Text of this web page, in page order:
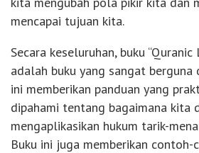
mencapai tujuan kita.
Secara keseluruhan, buku
adalah buku yang sangat berguna
ini memberikan panduan yang
dipahami tentang bagaimana kita
mengaplikasikan hukum tarik-
Buku ini juga memberikan